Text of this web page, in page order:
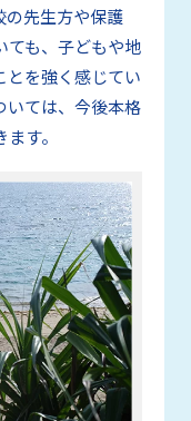
の先生方や保護
ても、子どもや地
とを強く感じてい
いては、今後本格
す。